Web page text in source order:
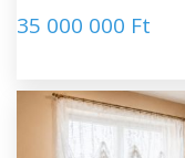
35 000 000 Ft